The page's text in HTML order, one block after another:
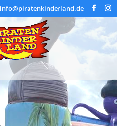
info@piratenkinderland.de